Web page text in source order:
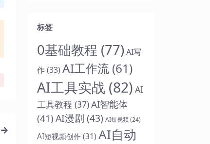
标签
0基础教程 (77) AI写
作(33)AI工作流 (61)
AI工具实战 (82) AI
工具教程 (37)AI智能体
(41)AI漫剧 (43) AI短视频(24)
AI短视频创作(31) AI自动